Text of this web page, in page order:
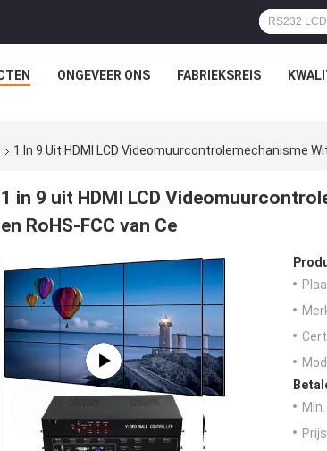
ONGEVEER ONS FABRIEKSREIS
1 In 9 Uit HDMI LCD Videomuurcontrolemechanisme
1 in 9 uit HDMI LCD
en RoHS-FCC van Ce